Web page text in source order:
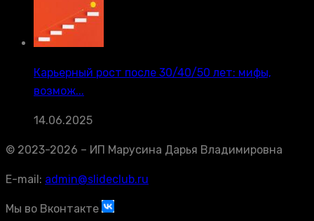
Карьерный рост после 30/40/50 лет: мифы,
возмож...
14.06.2025
© 2023-2026 – ИП Марусина Дарья Владимировна
E-mail: admin@slideclub.ru
Мы во Вконтакте